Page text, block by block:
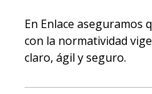
En Enlace aseguramos
con la normatividad
claro, ágil y seguro.